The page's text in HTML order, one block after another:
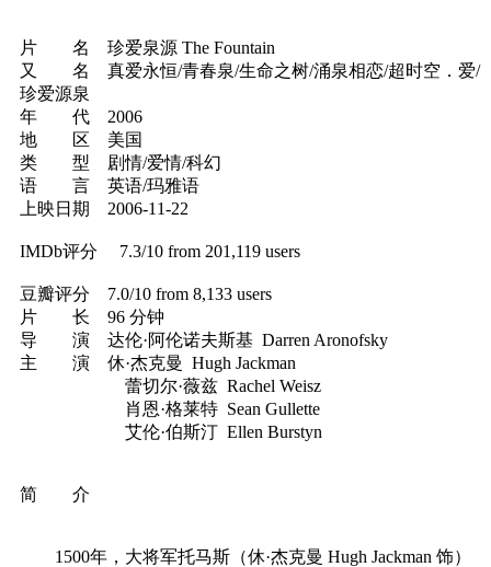
片 名 珍爱泉源 The Fountain
又 名 真爱永恒/青春泉/生命之树/涌泉相恋/超时空．爱/
珍爱源泉
年 代 2006
地 区 美国
类 型 剧情/爱情/科幻
语 言 英语/玛雅语
上映日期 2006-11-22
IMDb评分 7.3/10 from 201,119 users
豆瓣评分 7.0/10 from 8,133 users
片 长 96 分钟
导 演 达伦·阿伦诺夫斯基 Darren Aronofsky
主 演 休·杰克曼 Hugh Jackman
蕾切尔·薇兹 Rachel Weisz
肖恩·格莱特 Sean Gullette
艾伦·伯斯汀 Ellen Burstyn
简 介
1500年，大将军托马斯（休·杰克曼 Hugh Jackman 饰）